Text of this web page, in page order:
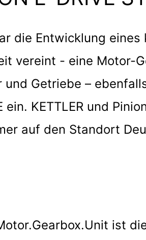
die Entwicklung
vereint - eine Motor-
Getriebe –
ein. KETTLER und
auf den Standort
ist